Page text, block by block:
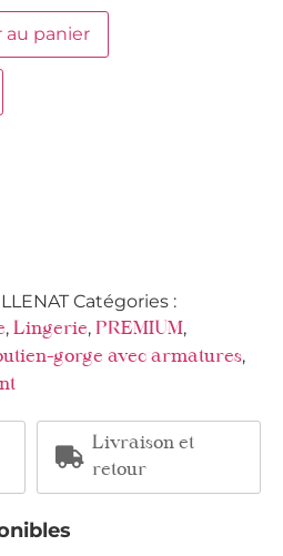
au panier
Catégories :
, Lingerie, PREMIUM,
gorge avec armatures,
Livraison et
retour